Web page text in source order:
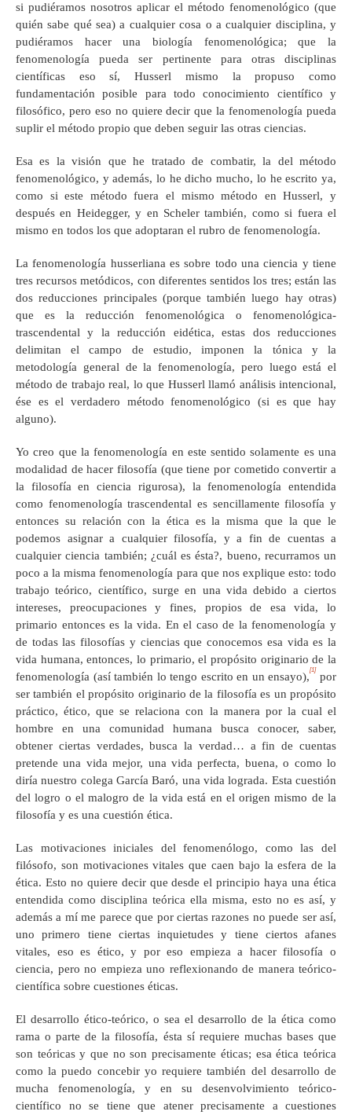
si pudiéramos nosotros aplicar el método fenomenológico (que
quién sabe qué sea) a cualquier cosa o a cualquier disciplina, y
pudiéramos hacer una biología fenomenológica; que la
fenomenología pueda ser pertinente para otras disciplinas
científicas eso sí, Husserl mismo la propuso como
fundamentación posible para todo conocimiento científico y
filosófico, pero eso no quiere decir que la fenomenología pueda
suplir el método propio que deben seguir las otras ciencias.
Esa es la visión que he tratado de combatir, la del método
fenomenológico, y además, lo he dicho mucho, lo he escrito ya,
como si este método fuera el mismo método en Husserl, y
después en Heidegger, y en Scheler también, como si fuera el
mismo en todos los que adoptaran el rubro de fenomenología.
La fenomenología husserliana es sobre todo una ciencia y tiene
tres recursos metódicos, con diferentes sentidos los tres; están las
dos reducciones principales (porque también luego hay otras)
que es la reducción fenomenológica o fenomenológica-
trascendental y la reducción eidética, estas dos reducciones
delimitan el campo de estudio, imponen la tónica y la
metodología general de la fenomenología, pero luego está el
método de trabajo real, lo que Husserl llamó análisis intencional,
ése es el verdadero método fenomenológico (si es que hay
alguno).
Yo creo que la fenomenología en este sentido solamente es una
modalidad de hacer filosofía (que tiene por cometido convertir a
la filosofía en ciencia rigurosa), la fenomenología entendida
como fenomenología trascendental es sencillamente filosofía y
entonces su relación con la ética es la misma que la que le
podemos asignar a cualquier filosofía, y a fin de cuentas a
cualquier ciencia también; ¿cuál es ésta?, bueno, recurramos un
poco a la misma fenomenología para que nos explique esto: todo
trabajo teórico, científico, surge en una vida debido a ciertos
intereses, preocupaciones y fines, propios de esa vida, lo
primario entonces es la vida. En el caso de la fenomenología y
de todas las filosofías y ciencias que conocemos esa vida es la
vida humana, entonces, lo primario, el propósito originario de la
fenomenología (así también lo tengo escrito en un ensayo),
[1]
por
ser también el propósito originario de la filosofía es un propósito
práctico, ético, que se relaciona con la manera por la cual el
hombre en una comunidad humana busca conocer, saber,
obtener ciertas verdades, busca la verdad… a fin de cuentas
pretende una vida mejor, una vida perfecta, buena, o como lo
diría nuestro colega García Baró, una vida lograda. Esta cuestión
del logro o el malogro de la vida está en el origen mismo de la
filosofía y es una cuestión ética.
Las motivaciones iniciales del fenomenólogo, como las del
filósofo, son motivaciones vitales que caen bajo la esfera de la
ética. Esto no quiere decir que desde el principio haya una ética
entendida como disciplina teórica ella misma, esto no es así, y
además a mí me parece que por ciertas razones no puede ser así,
uno primero tiene ciertas inquietudes y tiene ciertos afanes
vitales, eso es ético, y por eso empieza a hacer filosofía o
ciencia, pero no empieza uno reflexionando de manera teórico-
científica sobre cuestiones éticas.
El desarrollo ético-teórico, o sea el desarrollo de la ética como
rama o parte de la filosofía, ésta sí requiere muchas bases que
son teóricas y que no son precisamente éticas; esa ética teórica
como la puedo concebir yo requiere también del desarrollo de
mucha fenomenología, y en su desenvolvimiento teórico-
científico no se tiene que atener precisamente a cuestiones